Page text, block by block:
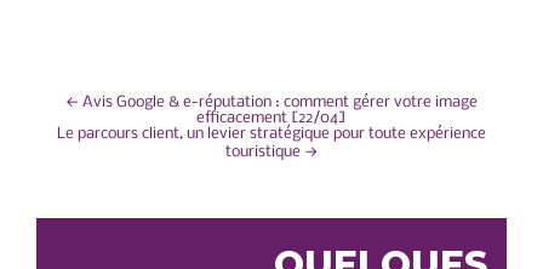
NAVIGATION
← Avis Google & e-réputation : comment gérer votre image
efficacement [22/04]
Le parcours client, un levier stratégique pour toute expérience
touristique →